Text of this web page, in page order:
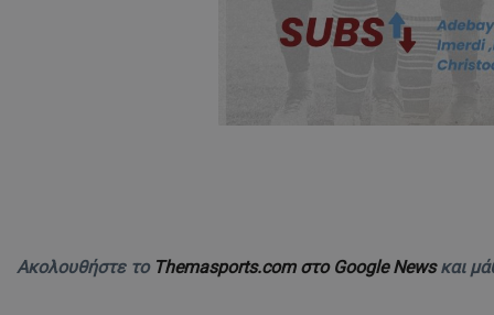
Ακολουθήστε το Themasports.com στο Google Newsκαι